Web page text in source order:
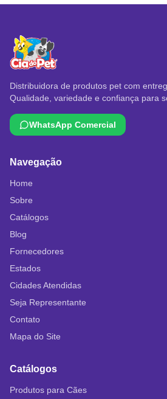
Distribuidora de produtos pet com
Qualidade, variedade e confiança para
WhatsApp Comercial
Navegação
Home
Sobre
Catálogos
Blog
Fornecedores
Estados
Cidades Atendidas
Seja Representante
Contato
Mapa do Site
Catálogos
Produtos para Cães